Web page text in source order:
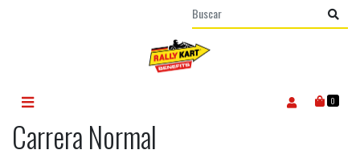
0
Carrera Normal